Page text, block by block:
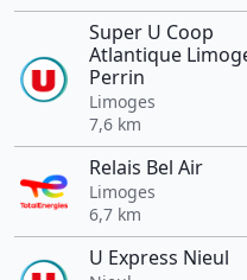
Super U Coop
Atlantique
Perrin
Limoges
7,6 km
Relais Bel Air
Limoges
6,7 km
U Express Nieul